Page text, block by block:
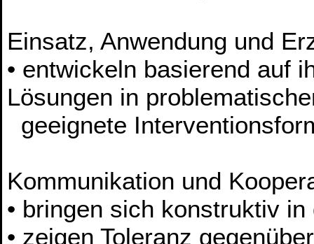
Einsatz, Anwendung und
• entwickeln basierend auf
Lösungen in
geeignete
Kommunikation und
• bringen sich konstruktiv
• zeigen Toleranz